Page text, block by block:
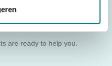
help
are ready to help you.